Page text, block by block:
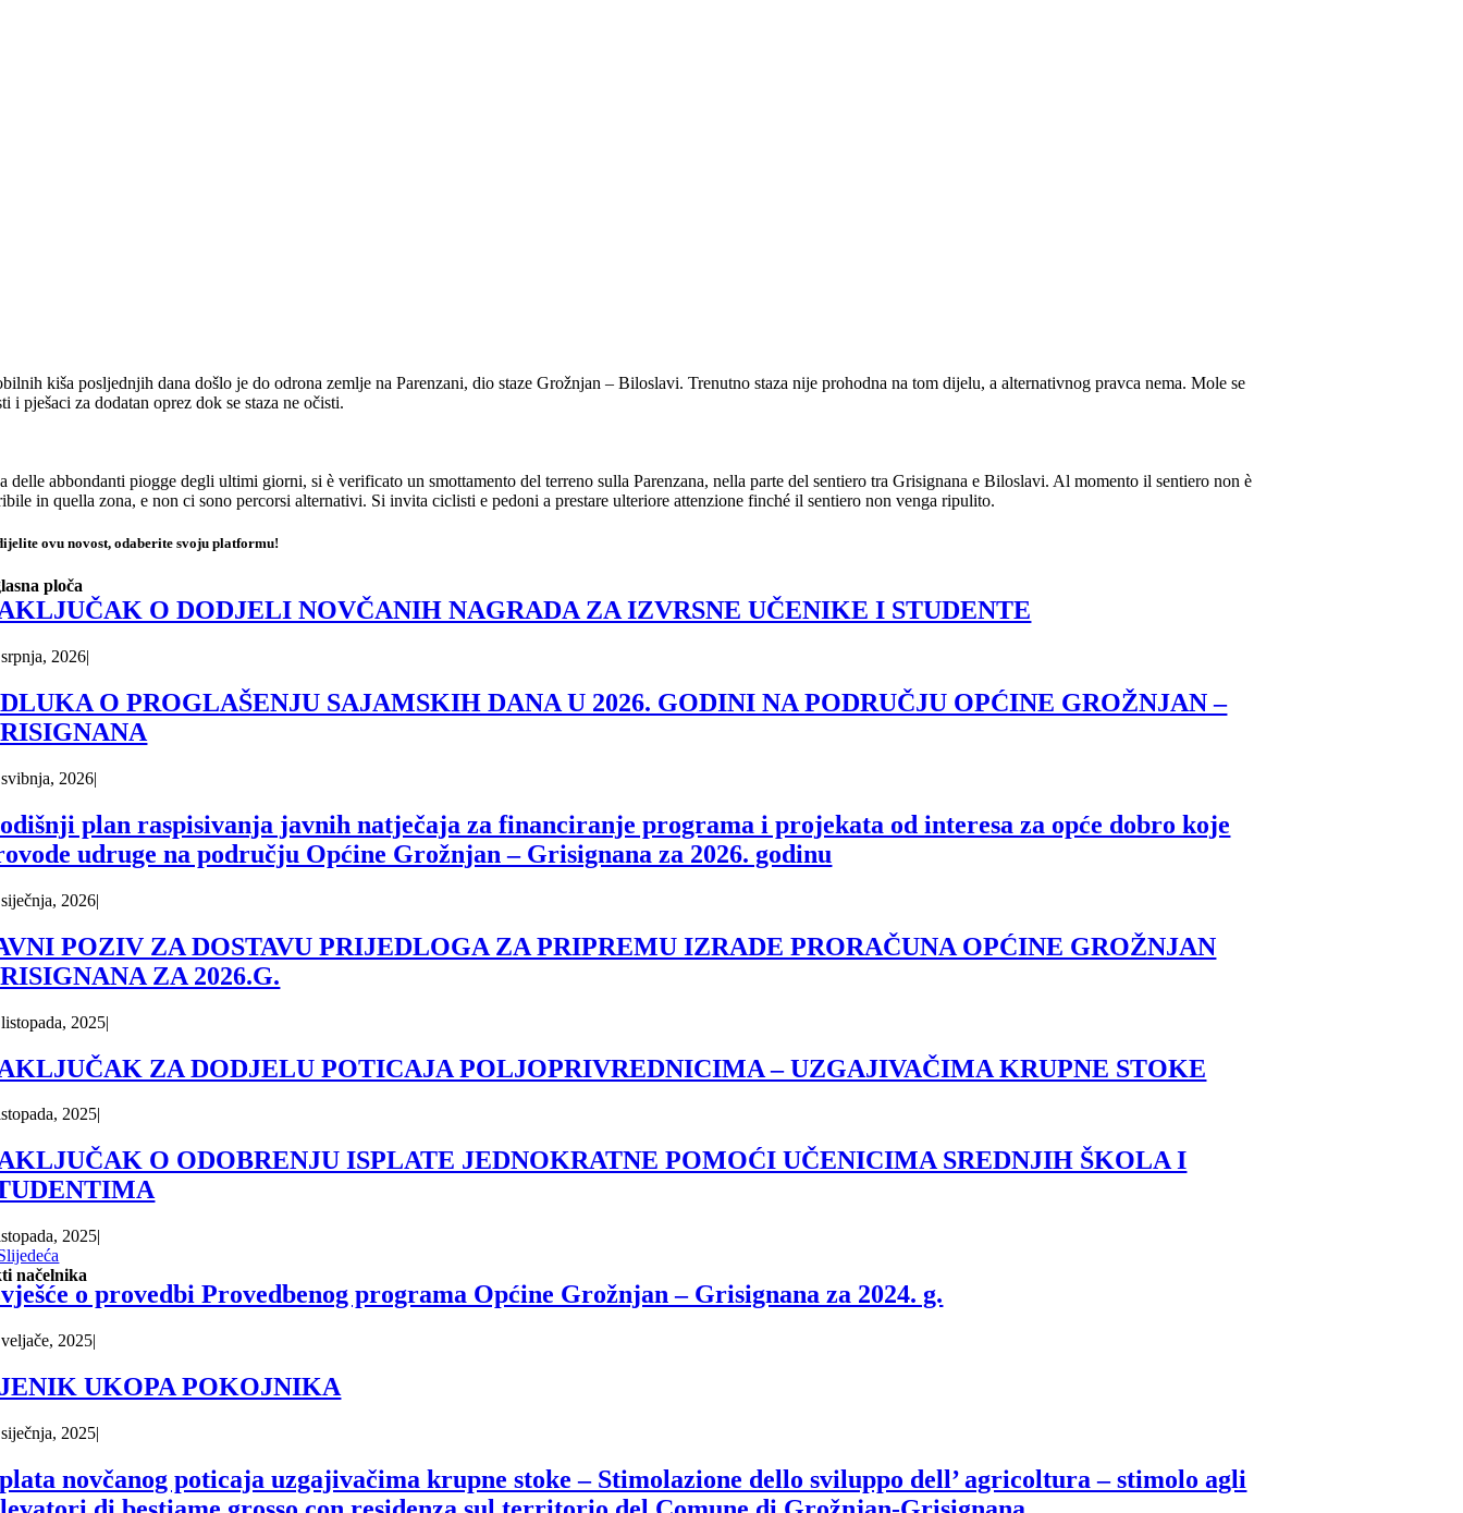
kiša posljednjih dana došlo je do odrona zemlje na Parenzani, dio staze Grožnjan – Biloslavi. Trenutno staza nije prohodna na tom dijelu, a alternativnog pravca nema. Mole se
i pješaci za dodatan oprez dok se staza ne očisti.
delle abbondanti piogge degli ultimi giorni, si è verificato un smottamento del terreno sulla Parenzana, nella parte del sentiero tra Grisignana e Biloslavi. Al momento il sentiero non è
in quella zona, e non ci sono percorsi alternativi. Si invita ciclisti e pedoni a prestare ulteriore attenzione finché il sentiero non venga ripulito.
ovu novost, odaberite svoju platformu!
ploča
O DODJELI NOVČANIH NAGRADA ZA IZVRSNE UČENIKE I STUDENTE
2026|
O PROGLAŠENJU SAJAMSKIH DANA U 2026. GODINI NA PODRUČJU OPĆINE GROŽNJAN –
2026|
plan raspisivanja javnih natječaja za financiranje programa i projekata od interesa za opće dobro koje
udruge na području Općine Grožnjan – Grisignana za 2026. godinu
2026|
POZIV ZA DOSTAVU PRIJEDLOGA ZA PRIPREMU IZRADE PRORAČUNA OPĆINE GROŽNJAN
ZA 2026.G.
2025|
ZA DODJELU POTICAJA POLJOPRIVREDNICIMA – UZGAJIVAČIMA KRUPNE STOKE
2025|
O ODOBRENJU ISPLATE JEDNOKRATNE POMOĆI UČENICIMA SREDNJIH ŠKOLA I
2025|
načelnika
o provedbi Provedbenog programa Općine Grožnjan – Grisignana za 2024. g.
2025|
UKOPA POKOJNIKA
2025|
novčanog poticaja uzgajivačima krupne stoke – Stimolazione dello sviluppo dell’ agricoltura – stimolo agli